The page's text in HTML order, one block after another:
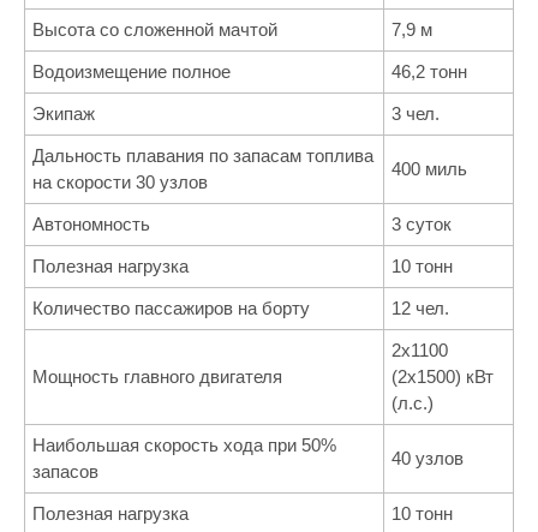
Высота со сложенной мачтой 7,9 м
Водоизмещение полное 46,2 тонн
Экипаж 3 чел.
Дальность плавания по запасам топлива
на скорости 30 узлов
400 миль
Автономность 3 суток
Полезная нагрузка 10 тонн
Количество пассажиров на борту 12 чел.
Мощность главного двигателя
2х1100
(2х1500) кВт
(л.с.)
Наибольшая скорость хода при 50%
запасов
40 узлов
Полезная нагрузка 10 тонн